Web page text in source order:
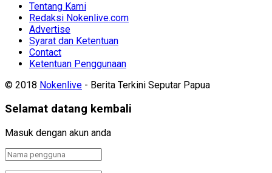
Tentang Kami
Redaksi Nokenlive.com
Advertise
Syarat dan Ketentuan
Contact
Ketentuan Penggunaan
© 2018 Nokenlive - Berita Terkini Seputar Papua
Selamat datang kembali
Masuk dengan akun anda